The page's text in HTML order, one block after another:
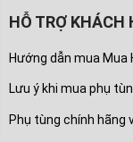
HỖ TRỢ KHÁCH
Hướng dẫn mua Mua
Lưu ý khi mua phụ
Phụ tùng chính hãng